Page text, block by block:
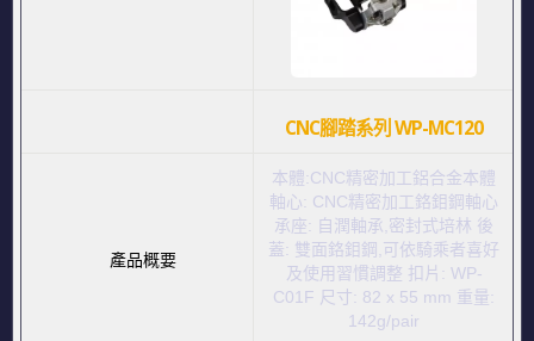
CNC腳踏系列 WP-MC120
本體:CNC精密加工鋁合金本體
軸心: CNC精密加工鉻鉬鋼軸心
承座: 自潤軸承,密封式培林 後
蓋: 雙面鉻鉬鋼,可依騎乘者喜好
及使用習慣調整 扣片: WP-
C01F 尺寸: 82 x 55 mm 重量:
142g/pair